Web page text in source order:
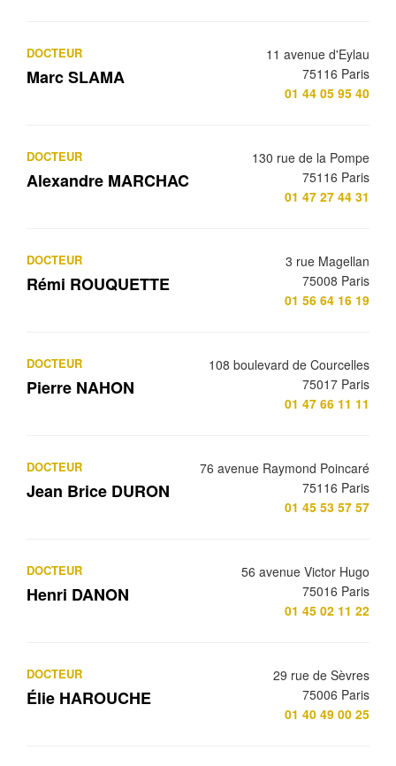
DOCTEUR
Marc SLAMA
11 avenue d'Eylau
75116 Paris
01 44 05 95 40
DOCTEUR
Alexandre MARCHAC
130 rue de la Pompe
75116 Paris
01 47 27 44 31
DOCTEUR
Rémi ROUQUETTE
3 rue Magellan
75008 Paris
01 56 64 16 19
DOCTEUR
Pierre NAHON
108 boulevard de Courcelles
75017 Paris
01 47 66 11 11
DOCTEUR
Jean Brice DURON
76 avenue Raymond Poincaré
75116 Paris
01 45 53 57 57
DOCTEUR
Henri DANON
56 avenue Victor Hugo
75016 Paris
01 45 02 11 22
DOCTEUR
Élie HAROUCHE
29 rue de Sèvres
75006 Paris
01 40 49 00 25